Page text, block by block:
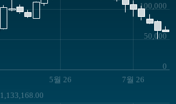
5월 26 7월 26
0
50,000
100,000
1,133,168.00